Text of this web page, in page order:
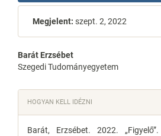
Megjelent: szept. 2, 2022
Main
Article
Content
Barát Erzsébet
Szegedi Tudományegyetem
Article
Details
HOGYAN KELL IDÉZNI
Barát, Erzsébet. 2022. „Figyelő”.